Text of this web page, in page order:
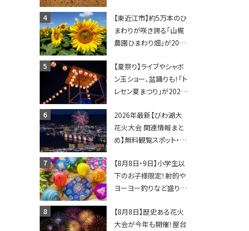
ショーなど
【東近江市】約5万本のひ
まわりが咲き誇る「山梶
農園ひまわり畑」が2026
ポットやキッチンカーも
登場！何度も入園できる
フリーパスも販売★
【夏祭り】ライブやシャボ
ン玉ショー、盆踊りも！「ト
レセン夏まつり」が2026
2026年最新【びわ湖大
花火大会 関連情報まと
め】無料観覧スポット・同
ップ・交通規制に近隣施
設の駐車場情報なども
要チェック★
【8月8日・9日】小学生以
下のお子様限定！射的や
ヨーヨー釣りなど盛りだ
ちびっこ縁日開催♪【モリ
ーブ】
【8月8日】歴史ある花火
大会が今年も開催！屋台